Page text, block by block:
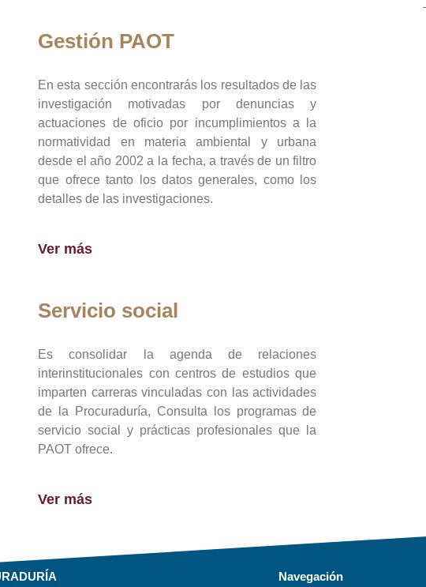
Gestión PAOT
En esta sección encontrarás los resultados de las
investigación motivadas por denuncias y
actuaciones de oficio por incumplimientos a la
normatividad en materia ambiental y urbana
desde el año 2002 a la fecha, a través de un filtro
que ofrece tanto los datos generales, como los
detalles de las investigaciones.
Ver más
Servicio social
Es consolidar la agenda de relaciones
interinstitucionales con centros de estudios que
imparten carreras vinculadas con las actividades
de la Procuraduría, Consulta los programas de
servicio social y prácticas profesionales que la
PAOT ofrece.
Ver más
Navegación